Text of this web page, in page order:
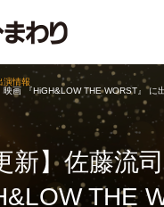
新】佐藤流
THE
演情報
映画 『HiGH&LOW THE WORST』 に